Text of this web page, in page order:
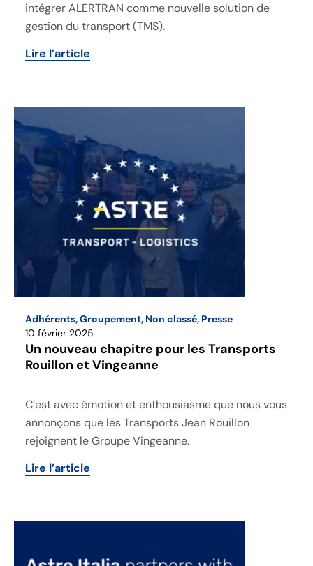
intégrer ALERTRAN comme nouvelle solution de
gestion du transport (TMS).
Lire l’article
Adhérents,Groupement, Non classé, Presse
10 février 2025
Un nouveau chapitre pour les Transports
Rouillon et Vingeanne
C’est avec émotion et enthousiasme que nous vous
annonçons que les Transports Jean Rouillon
rejoignent le Groupe Vingeanne.
Lire l’article